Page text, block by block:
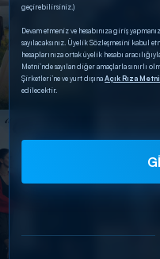
geçirebilirsiniz.)
Devam etmeniz ve hesabınıza giriş
sayılacaksınız. Üyelik Sözleşmesini
hesaplarınıza ortak üyelik hesabı
Metni’nde sayılan diğer amaçlarla sınırlı
Şirketleri’ne ve yurt dışınaAçık Rıza Metni
edilecektir.